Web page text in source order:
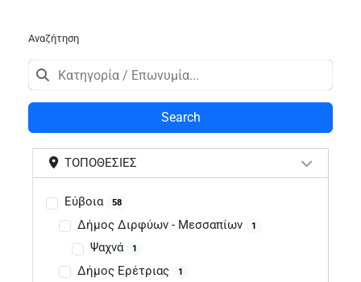
Αναζήτηση
Search
ΤΟΠΟΘΕΣΊΕΣ
Εύβοια 58
Δήμος Διρφύων - Μεσσαπίων 1
Ψαχνά 1
Δήμος Ερέτριας 1